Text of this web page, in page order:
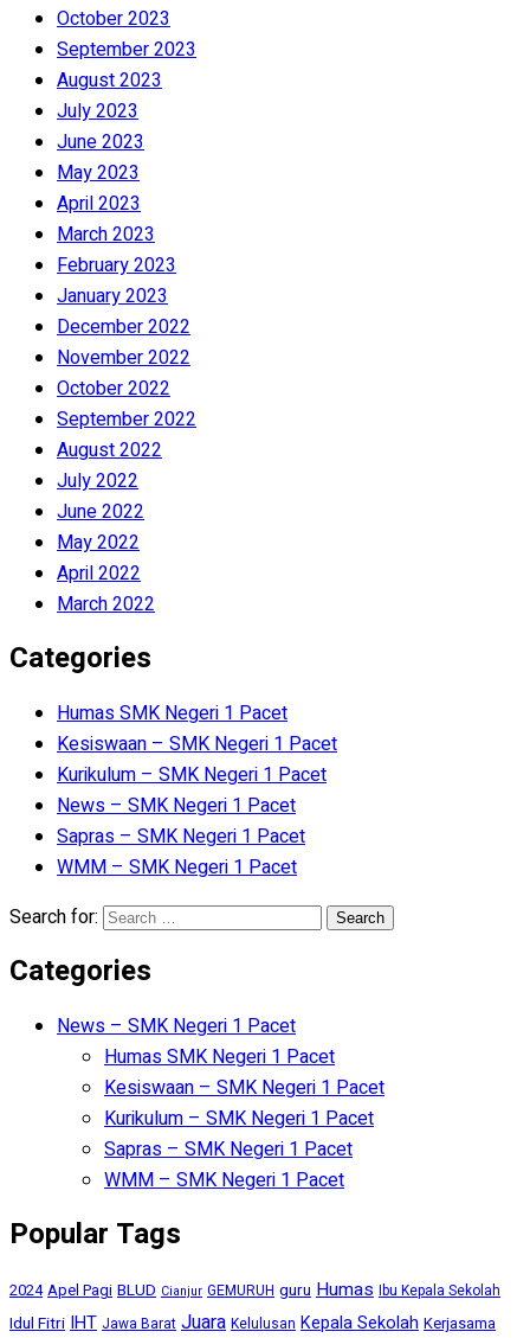
October 2023
September 2023
August 2023
July 2023
June 2023
May 2023
April 2023
March 2023
February 2023
January 2023
December 2022
November 2022
October 2022
September 2022
August 2022
July 2022
June 2022
May 2022
April 2022
March 2022
Categories
Humas SMK Negeri 1 Pacet
Kesiswaan – SMK Negeri 1 Pacet
Kurikulum – SMK Negeri 1 Pacet
News – SMK Negeri 1 Pacet
Sapras – SMK Negeri 1 Pacet
WMM – SMK Negeri 1 Pacet
Search for:
Categories
News – SMK Negeri 1 Pacet
Humas SMK Negeri 1 Pacet
Kesiswaan – SMK Negeri 1 Pacet
Kurikulum – SMK Negeri 1 Pacet
Sapras – SMK Negeri 1 Pacet
WMM – SMK Negeri 1 Pacet
Popular Tags
2024 Apel Pagi BLUD Cianjur GEMURUH guru Humas Ibu Kepala Sekolah
Idul Fitri IHT Jawa Barat Juara Kelulusan Kepala Sekolah Kerjasama